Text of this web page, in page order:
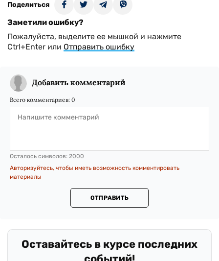
Поделиться
Заметили ошибку?
Пожалуйста, выделите ее мышкой и нажмите
Ctrl+Enter или Отправить ошибку
Добавить комментарий
Всего комментариев: 0
Осталось символов: 2000
Авторизуйтесь, чтобы иметь возможность комментировать
материалы
ОТПРАВИТЬ
Оставайтесь в курсе последних